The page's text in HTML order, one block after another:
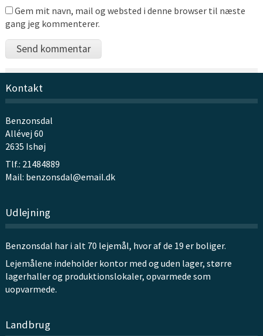
Gem mit navn, mail og websted i denne browser til næste
gang jeg kommenterer.
Kontakt
Benzonsdal
Allévej 60
2635 Ishøj
Tlf.: 21484889
Mail: benzonsdal@email.dk
Udlejning
Benzonsdal har i alt 70 lejemål, hvor af de 19 er boliger.
Lejemålene indeholder kontor med og uden lager, større
lagerhaller og produktionslokaler, opvarmede som
uopvarmede.
Landbrug